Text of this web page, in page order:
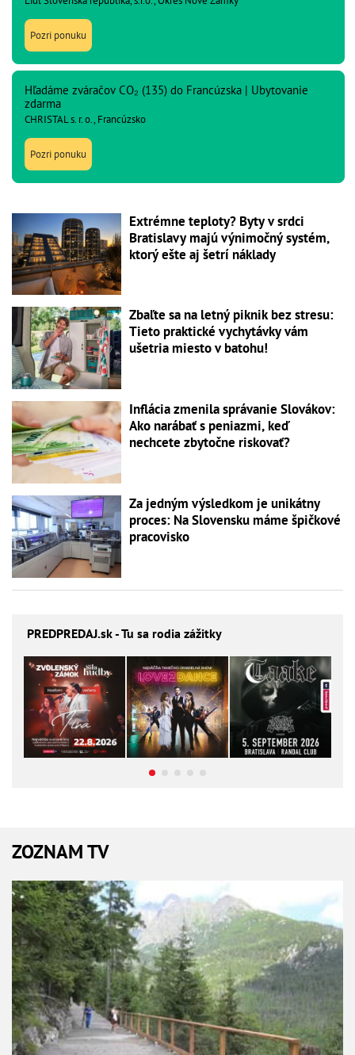
Pozri ponuku
Hľadáme zváračov CO₂ (135) do Francúzska | Ubytovanie
zdarma
CHRISTAL s. r. o., Francúzsko
Pozri ponuku
Extrémne teploty? Byty v srdci
Bratislavy majú výnimočný systém,
ktorý ešte aj šetrí náklady
Zbaľte sa na letný piknik bez stresu:
Tieto praktické vychytávky vám
ušetria miesto v batohu!
Inflácia zmenila správanie Slovákov:
Ako narábať s peniazmi, keď
nechcete zbytočne riskovať?
Za jedným výsledkom je unikátny
proces: Na Slovensku máme špičkové
pracovisko
PREDPREDAJ.sk - Tu sa rodia zážitky
ZOZNAM TV